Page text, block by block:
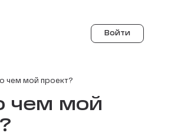
Войти
о чем мой проект?
чем мой